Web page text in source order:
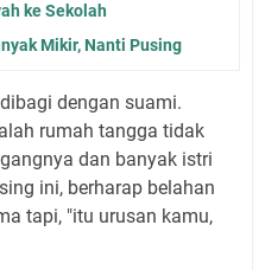
ke Sekolah
Mikir, Nanti Pusing
dengan suami.
rumah tangga tidak
dan banyak istri
ini, berharap belahan
tapi, "itu urusan kamu,